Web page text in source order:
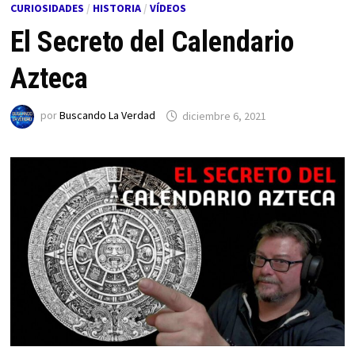
CURIOSIDADES / HISTORIA/ VÍDEOS
El Secreto del Calendario
Azteca
porBuscando La Verdad diciembre 6, 2021